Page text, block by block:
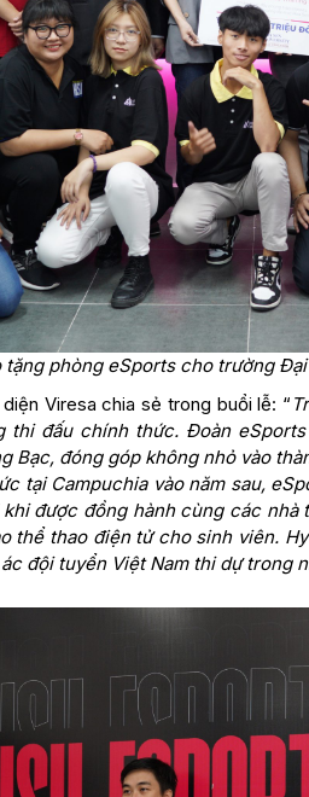
tặng phòng eSports cho trường
Viresa chia sẻ trong buổi lễ: “
thi đấu chính thức. Đoàn
Bạc, đóng góp không nhỏ vào
tại Campuchia vào năm sau,
được đồng hành cùng các
thể thao điện tử cho sinh viên.
đội tuyển Việt Nam thi dự trong